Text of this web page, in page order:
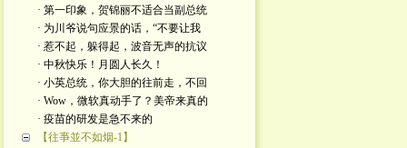
· 第一印象，贺锦丽不适合当副总统
· 为川爷说句应景的话，“不要让我
· 惹不起，躲得起，波音无声的抗议
· 中秋快乐！月圆人长久！
· 小英总统，你大胆的往前走，不回
· Wow，微软真动手了？美帝来真的
· 疫苗的研发是急不来的
【往亊並不如烟-1】